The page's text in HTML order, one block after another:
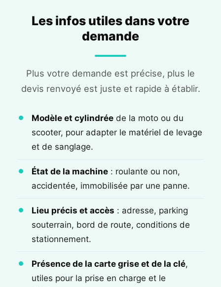
Les infos utiles dans votre
demande
Plus votre demande est précise, plus le
devis renvoyé est juste et rapide à établir.
Modèle et cylindrée de la moto ou du
scooter, pour adapter le matériel de levage
et de sanglage.
État de la machine : roulante ou non,
accidentée, immobilisée par une panne.
Lieu précis et accès : adresse, parking
souterrain, bord de route, conditions de
stationnement.
Présence de la carte grise et de la clé,
utiles pour la prise en charge et le